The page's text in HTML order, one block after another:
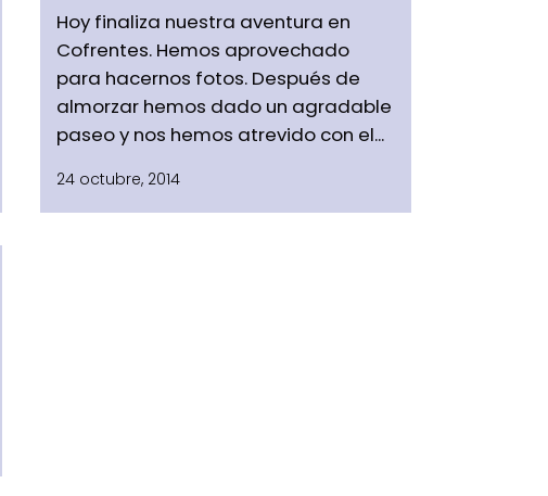
Hoy finaliza nuestra aventura en
Cofrentes. Hemos aprovechado
para hacernos fotos. Después de
almorzar hemos dado un agradable
paseo y nos hemos atrevido con el...
24 octubre, 2014